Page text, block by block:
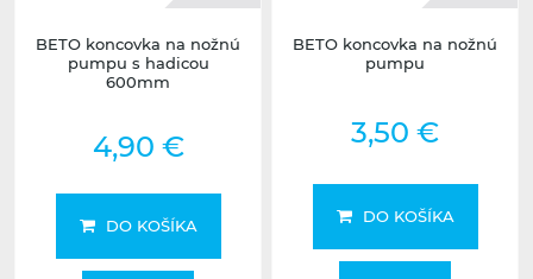
BETO koncovka na nožnú
pumpu s hadicou
600mm
4,90 €
DO KOŠÍKA
BETO koncovka na nožnú
pumpu
3,50 €
DO KOŠÍKA